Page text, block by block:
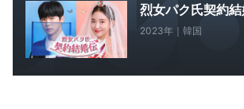
烈女パク氏契約
2023年｜韓国